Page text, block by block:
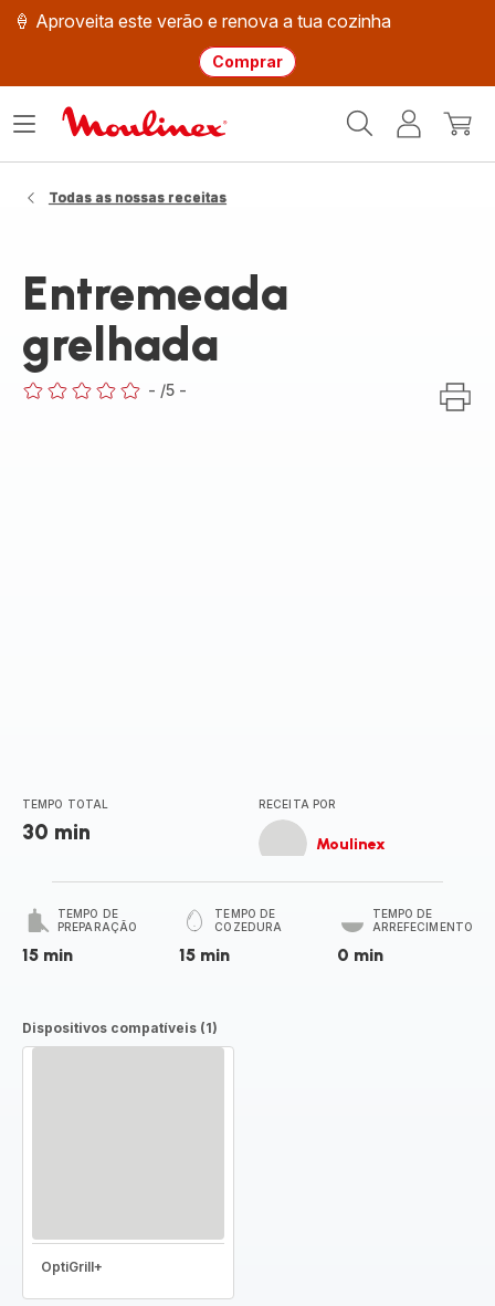
🍦 Aproveita este verão e renova a tua cozinha
Comprar
Moulinex
O
Abrir
Todas as nossas receitas
Entremeada
grelhada
- /5 -
TEMPO TOTAL
30 min
RECEITA POR
Moulinex
TEMPO DE
PREPARAÇÃO
15 min
TEMPO DE
COZEDURA
15 min
TEMPO DE
ARREFECIMENTO
0 min
Dispositivos compatíveis (1)
OptiGrill+